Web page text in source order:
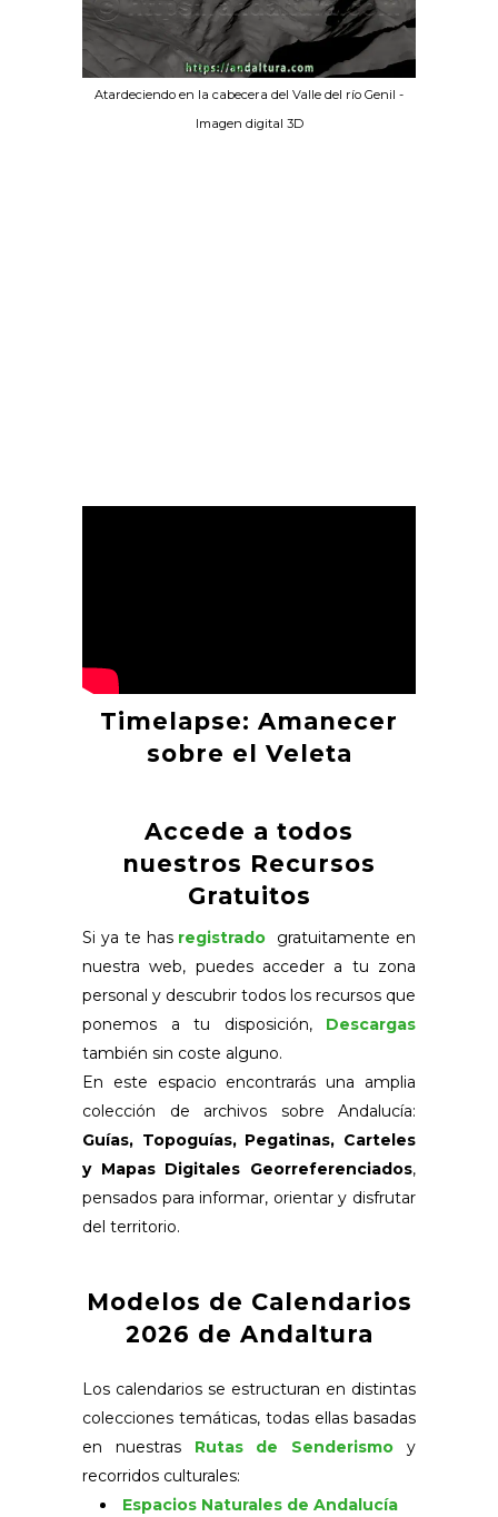
Atardeciendo en la cabecera del Valle del río Genil -
Imagen digital 3D
Timelapse: Amanecer
sobre el Veleta
Accede a todos
nuestros Recursos
Gratuitos
Si ya te has registrado gratuitamente en
nuestra web, puedes acceder a tu zona
personal y descubrir todos los recursos que
ponemos a tu disposición, Descargas
también sin coste alguno.
En este espacio encontrarás una amplia
colección de archivos sobre Andalucía:
Guías, Topoguías, Pegatinas, Carteles
y Mapas Digitales Georreferenciados,
pensados para informar, orientar y disfrutar
del territorio.
Modelos de Calendarios
2026 de Andaltura
Los calendarios se estructuran en distintas
colecciones temáticas, todas ellas basadas
en nuestras Rutas de Senderismo y
recorridos culturales:
Espacios Naturales de Andalucía